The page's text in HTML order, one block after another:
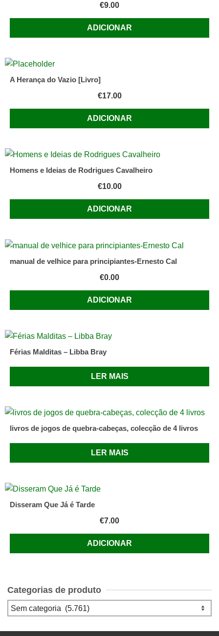
€9.00
ADICIONAR
A Herança do Vazio [Livro]
€17.00
ADICIONAR
Homens e Ideias de Rodrigues Cavalheiro
€10.00
ADICIONAR
manual de velhice para principiantes-Ernesto Cal
€0.00
ADICIONAR
Férias Malditas – Libba Bray
LER MAIS
livros de jogos de quebra-cabeças, colecção de 4 livros
LER MAIS
Disseram Que Já é Tarde
€7.00
ADICIONAR
Categorias de produto